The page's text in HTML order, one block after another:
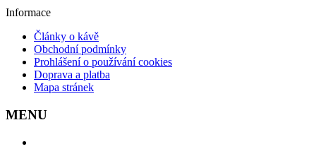
Informace
Články o kávě
Obchodní podmínky
Prohlášení o používání cookies
Doprava a platba
Mapa stránek
MENU